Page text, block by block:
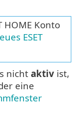
HOME Konto
ESET
nicht aktiv ist,
eine